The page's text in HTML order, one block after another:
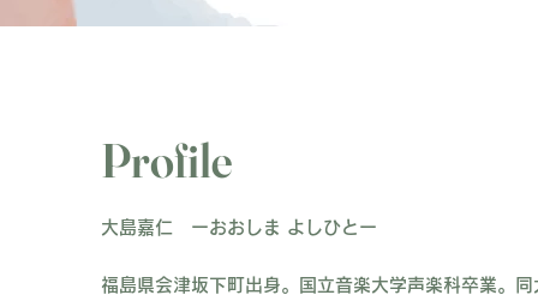
Profile
大島嘉仁 ーおおしま よしひとー
福島県会津坂下町出身。国立音楽大学声楽科卒業。同